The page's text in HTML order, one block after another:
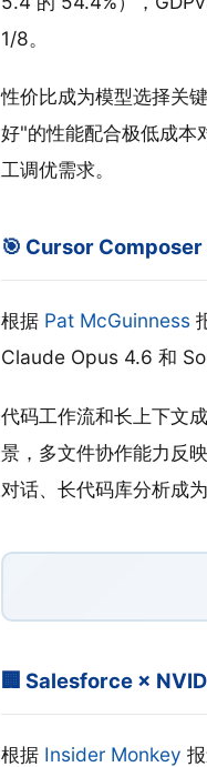
1/8。
性价比成为模型选择关
好"的性能配合极低成本
工调优需求。
🎯 Cursor
根据 Pat McGuinness
Claude Opus 4.6 和
代码工作流和长上下文
景，多文件协作能力反
对话、长代码库分析成为
🏢 Salesforce ×
根据 Insider Monkey